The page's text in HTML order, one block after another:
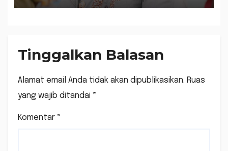
Tinggalkan Balasan
Alamat email Anda tidak akan dipublikasikan. Ruas
yang wajib ditandai *
Komentar *